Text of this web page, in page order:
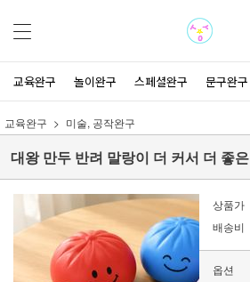
교육완구 놀이완구 스페셜완구 문구완구
교육완구 미술, 공작완구
대왕 만두 반려 말랑이 더 커서 더 좋
상품가
배송비
옵션